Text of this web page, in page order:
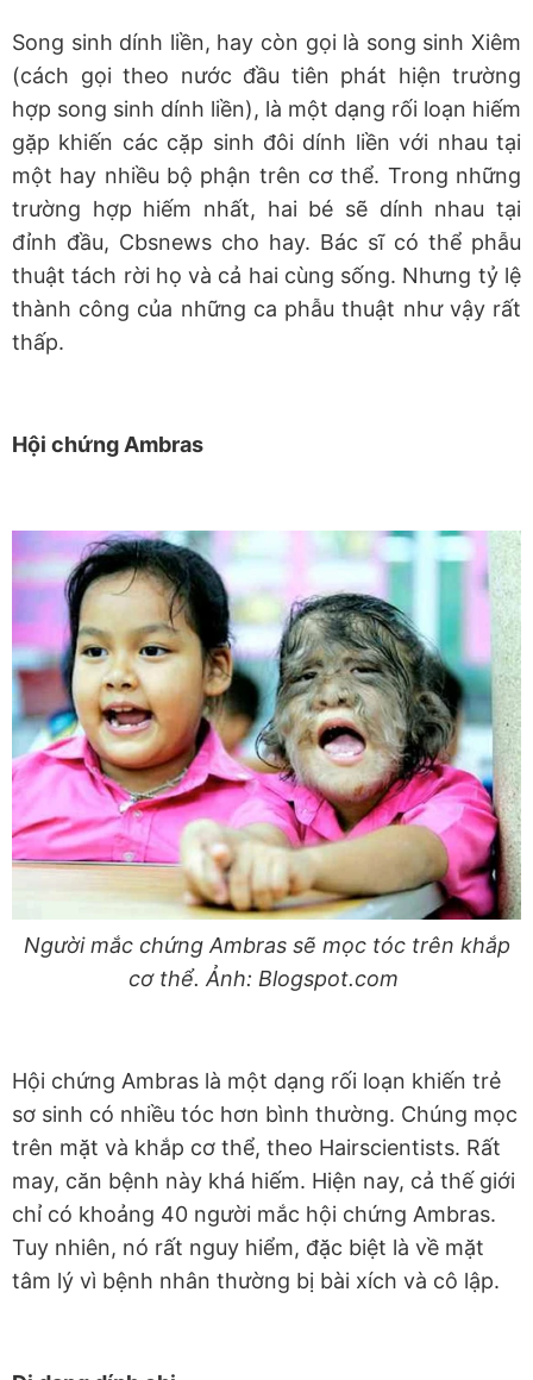
Song sinh dính liền, hay còn gọi là song sinh Xiêm
(cách gọi theo nước đầu tiên phát hiện trường
hợp song sinh dính liền), là một dạng rối loạn hiếm
gặp khiến các cặp sinh đôi dính liền với nhau tại
một hay nhiều bộ phận trên cơ thể. Trong những
trường hợp hiếm nhất, hai bé sẽ dính nhau tại
đỉnh đầu, Cbsnews cho hay. Bác sĩ có thể phẫu
thuật tách rời họ và cả hai cùng sống. Nhưng tỷ lệ
thành công của những ca phẫu thuật như vậy rất
thấp.
Hội chứng Ambras
Người mắc chứng Ambras sẽ mọc tóc trên khắp
cơ thể. Ảnh: Blogspot.com
Hội chứng Ambras là một dạng rối loạn khiến trẻ
sơ sinh có nhiều tóc hơn bình thường. Chúng mọc
trên mặt và khắp cơ thể, theo Hairscientists. Rất
may, căn bệnh này khá hiếm. Hiện nay, cả thế giới
chỉ có khoảng 40 người mắc hội chứng Ambras.
Tuy nhiên, nó rất nguy hiểm, đặc biệt là về mặt
tâm lý vì bệnh nhân thường bị bài xích và cô lập.